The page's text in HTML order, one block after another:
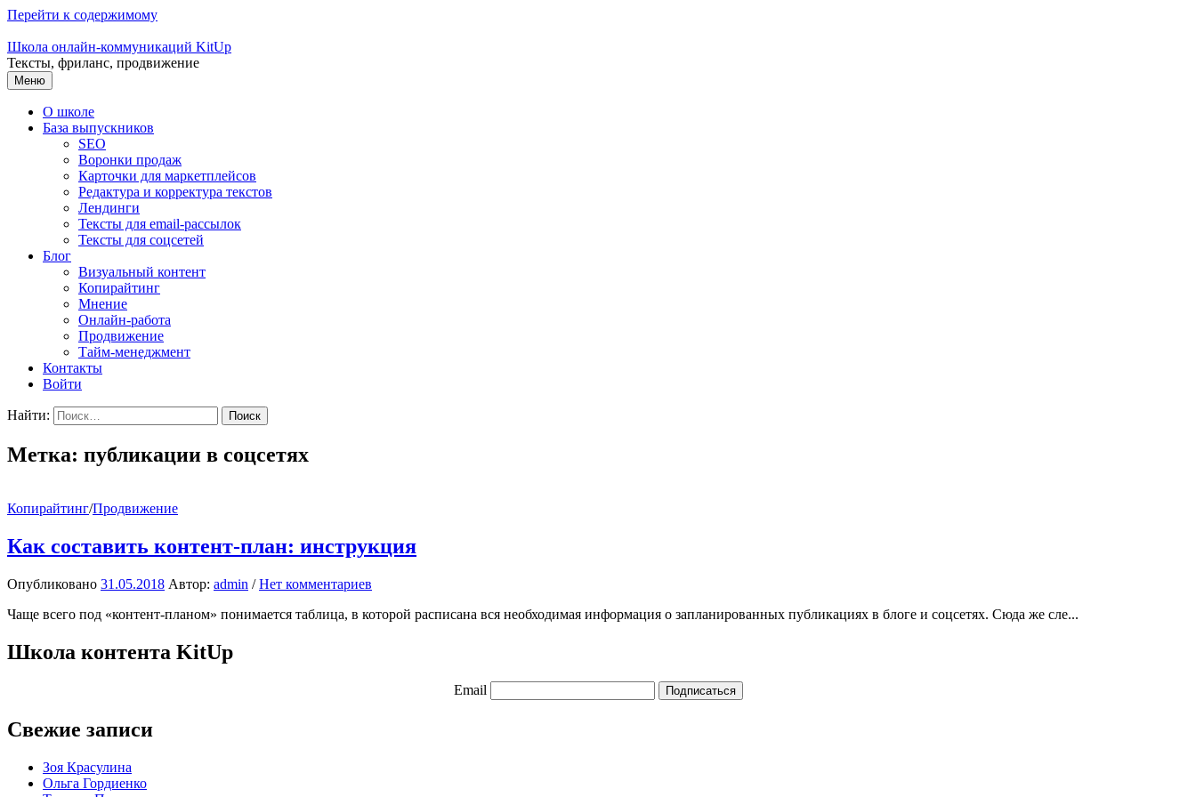
Перейти к содержимому
Школа онлайн-коммуникаций KitUp
Тексты, фриланс, продвижение
Меню
О школе
База выпускников
SEO
Воронки продаж
Карточки для маркетплейсов
Редактура и корректура текстов
Лендинги
Тексты для email-рассылок
Тексты для соцсетей
Блог
Визуальный контент
Копирайтинг
Мнение
Онлайн-работа
Продвижение
Тайм-менеджмент
Контакты
Войти
Найти:
Метка: публикации в соцсетях
Копирайтинг/Продвижение
Как составить контент-план: инструкция
Опубликовано 31.05.2018 Автор: admin /Нет комментариев
Чаще всего под «контент-планом» понимается таблица, в которой расписана вся необходимая информация о запланированных публикациях в блоге и соцсетях. Сюда же сле...
Школа контента KitUp
Email Подписаться
Свежие записи
Зоя Красулина
Ольга Гордиенко